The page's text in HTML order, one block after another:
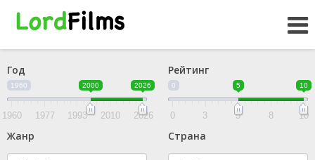
Год
1960 2000 2026
1960 1977 1993 2010 2026
Рейтинг
0 5 10
0 3 5 8 10
Жанр Страна